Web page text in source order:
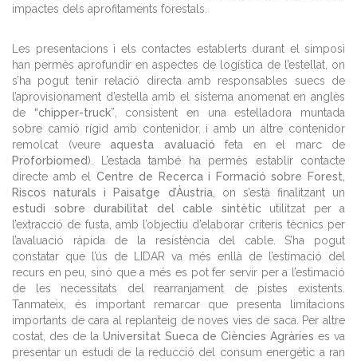
impactes dels aprofitaments forestals.
Les presentacions i els contactes establerts durant el simposi
han permès aprofundir en aspectes de logística de l’estellat, on
s’ha pogut tenir relació directa amb responsables suecs de
l’aprovisionament d’estella amb el sistema anomenat en anglès
de “chipper-truck” , consistent en una estelladora muntada
sobre camió rígid amb contenidor. i amb un altre contenidor
remolcat (veure aquesta avaluació feta en el marc de
Proforbiomed). L’estada també ha permès establir contacte
directe amb el Centre de Recerca i Formació sobre Forest,
Riscos naturals i Paisatge d’Àustria, on s’està finalitzant un
estudi sobre durabilitat del cable sintèticutilitzat per a
l’extracció de fusta, amb l’objectiu d’elaborar criteris tècnics per
l’avaluació ràpida de la resistència del cable. S’ha pogut
constatar que l’ús de LIDAR va més enllà de l’estimació del
recurs en peu, sinó que a més es pot fer servir per a l’estimació
de les necessitats del rearranjament de pistes existents.
Tanmateix, és important remarcar que presenta limitacions
importants de cara al replanteig de noves vies de saca. Per altre
costat, des de la Universitat Sueca de Ciències Agràries es va
presentar un estudi de la reducció del consum energètic a ran